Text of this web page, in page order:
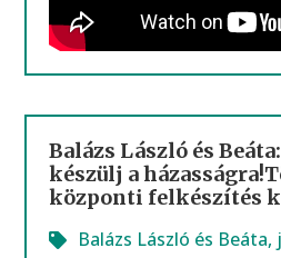
Balázs László és
készülj a
központi felkészítés
Balázs László és Beáta,